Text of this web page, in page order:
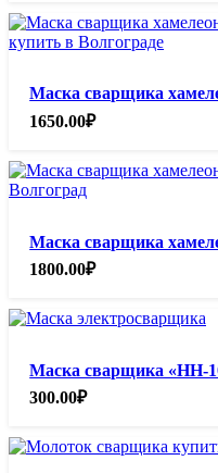
Маска сварщика
1650.00₽
Маска сварщика
1800.00₽
Маска сварщика «НН-
300.00₽